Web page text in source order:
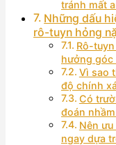
tránh mất
Những dấu
rô-tuyn hỏng
Rô-
hưởng góc
Vì sao
độ chính
Có
đoán
Nên
ngay dựa